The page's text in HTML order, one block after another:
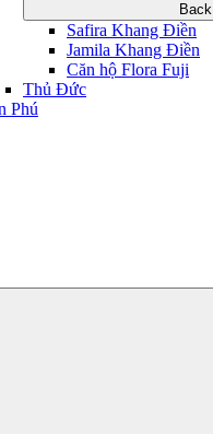
Back
Safira Khang Điền
Jamila Khang Điền
Căn hộ Flora Fuji
Thủ Đức
Phú